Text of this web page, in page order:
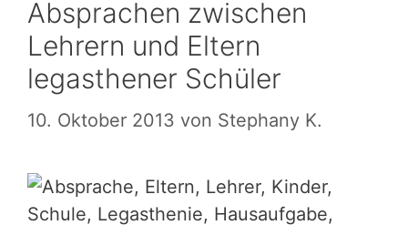
Absprachen zwischen
Lehrern und Eltern
legasthener Schüler
10. Oktober 2013 von Stephany K.